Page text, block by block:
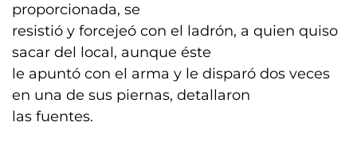
proporcionada, se
resistió y forcejeó con el ladrón, a quien quiso
sacar del local, aunque éste
le apuntó con el arma y le disparó dos veces
en una de sus piernas, detallaron
las fuentes.